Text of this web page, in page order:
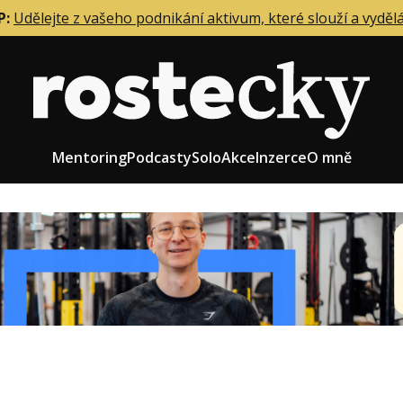
Udělejte z vašeho podnikání aktivum, které slouží a
MentoringPodcastySoloAkceInzerceO mně
firmy
zaměstnanců
Role zakladatele/CEO
Růst firmy